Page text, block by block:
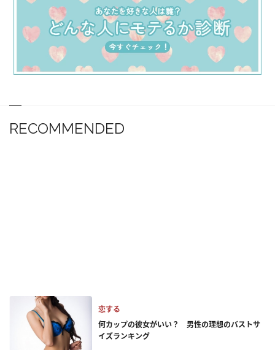
RECOMMENDED
恋する
何カップの彼女がいい？ 男性の理想のバストサ
イズランキング